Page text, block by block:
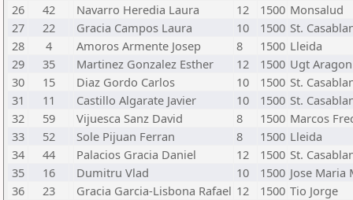
26
42 Navarro Heredia Laura 12 1500 Monsalud
27
22 Gracia Campos Laura 10 1500 St.
28
4 Amoros Armente Josep 8 1500 Lleida
29
35 Martinez Gonzalez Esther 12 1500 Ugt Aragon
30
15 Diaz Gordo Carlos 10 1500 St.
31
11 Castillo Algarate Javier 10 1500 St.
32
59 Vijuesca Sanz David 8 1500 Marcos
33
52 Sole Pijuan Ferran 8 1500 Lleida
34
44 Palacios Gracia Daniel 12 1500 St.
35
16 Dumitru Vlad 10 1500 Jose Maria
36
23 Gracia Garcia-Lisbona Rafael 12 1500 Tio Jorge